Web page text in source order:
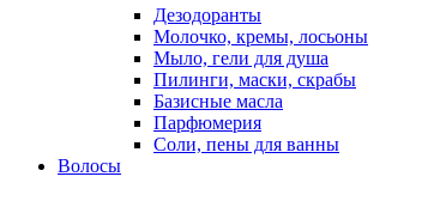
Дезодоранты
Молочко, кремы, лосьоны
Мыло, гели для душа
Пилинги, маски, скрабы
Базисные масла
Парфюмерия
Соли, пены для ванны
Волосы